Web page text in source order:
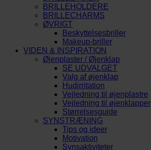
BRILLEHOLDERE
BRILLECHARMS
ØVRIGT
Beskyttelsesbriller
Makeup-briller
VIDEN & INSPIRATION
Øjenplaster / Øjenklap
SE UDVALGET
Valg af øjenklap
Hudirritation
Vejledning til øjenplastre
Vejledning til øjenklapper
Størrelsesguide
SYNSTRÆNING
Tips og ideer
Motivation
Synsaktiviteter